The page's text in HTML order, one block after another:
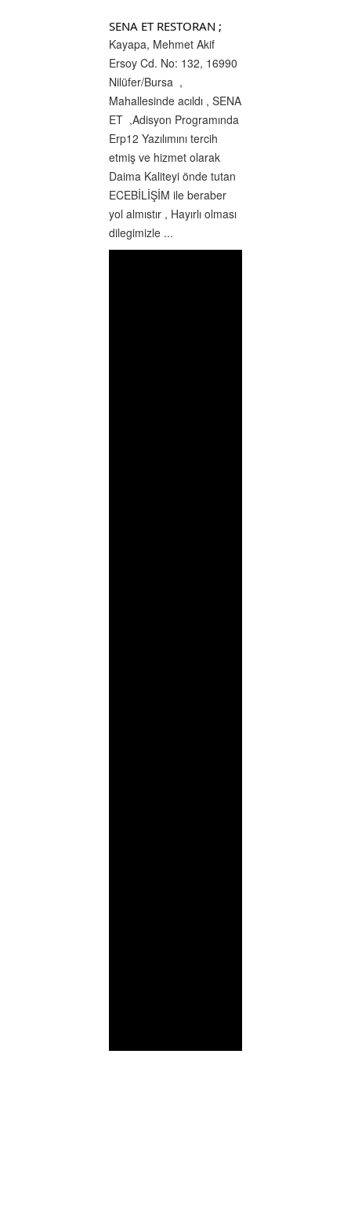
SENA ET RESTORAN ;
Kayapa, Mehmet Akif
Ersoy Cd. No: 132, 16990
Nilüfer/Bursa ,
Mahallesinde acıldı , SENA
ET ,Adisyon Programında
Erp12 Yazılımını tercih
etmiş ve hizmet olarak
Daima Kaliteyi önde tutan
ECEBİLİŞİM ile beraber
yol almıstır , Hayırlı olması
dilegimizle ...